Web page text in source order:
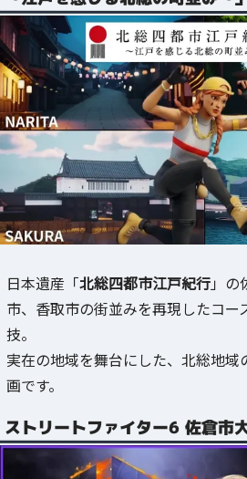
日本遺産「北総四都市江戸紀行」の
市、香取市の街並みを再現したコー
技。
実在の地域を舞台にした、北総地
画です。
ストリートファイター6 佐倉市